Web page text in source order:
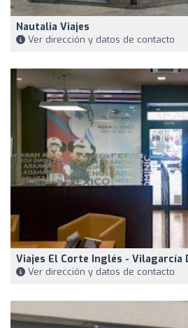
Nautalia Viajes
Ver dirección y datos de contacto
Viajes El Corte Inglés - Vilagarcía
Ver dirección y datos de contacto